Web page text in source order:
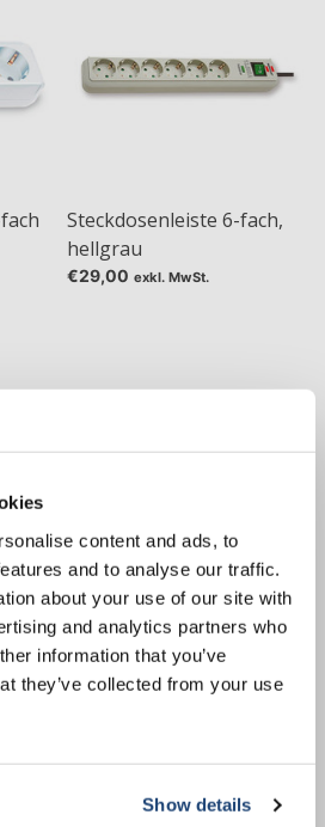
content and ads, to
and to analyse our traffic.
about your use of our site with
and analytics partners who
information that you’ve
they’ve collected from your use
Show details
Steckdosenleiste 6-fach,
hellgrau
€29,00 exkl. MwSt.
Steckdosenleiste Eco Serie
Modell 3-Wege-
Steckdosenleiste
exkl. MwSt.
your next order
to stay informed about
and receive a 10% discount on
for all chemical products from
own brand 😀